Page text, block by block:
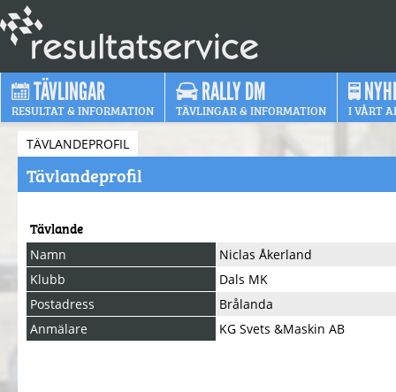
TÄVLINGAR
RESULTAT & INFORMATION
RALLY DM
TÄVLINGAR & INFORMATION I VÅRT
TÄVLANDEPROFIL
Tävlandeprofil
Tävlande
Namn
Niclas Åkerland
Klubb
Dals MK
Postadress
Brålanda
Anmälare
KG Svets &Maskin AB